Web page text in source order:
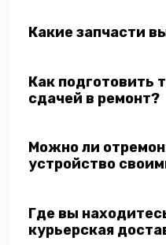
Какие запчасти
Как подготовить
сдачей в ремонт?
Можно ли
устройство
Где вы
курьерская